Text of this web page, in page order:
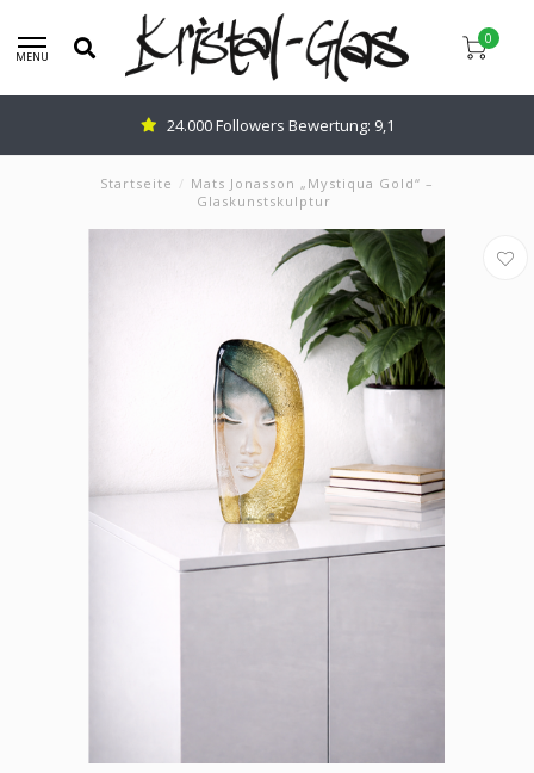
MENU
0
24.000 Followers Bewertung: 9,1
Startseite / Mats Jonasson „Mystiqua Gold“ –
Glaskunstskulptur